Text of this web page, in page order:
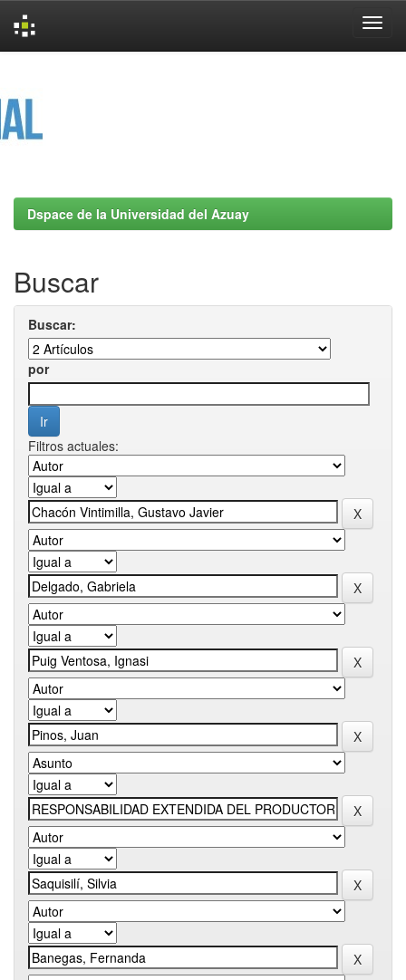
Dspace de la Universidad del Azuay
Buscar
Buscar:
por
Filtros actuales: